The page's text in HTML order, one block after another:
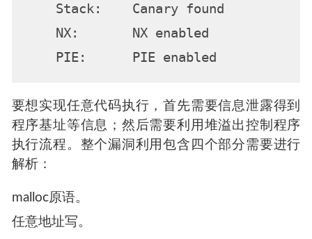
    Stack:    Canary found
    NX:       NX enabled
要想实现任意代码执行，首先需要信息泄露得到
程序基址等信息；然后需要利用堆溢出控制程序
执行流程。整个漏洞利用包含四个部分需要进行
解析：
malloc原语。
任意地址写。